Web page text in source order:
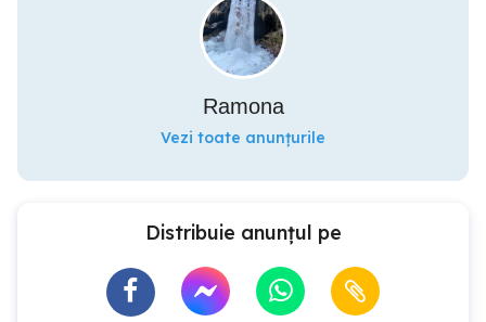
Ramona
Vezi toate anunțurile
Distribuie anunțul pe